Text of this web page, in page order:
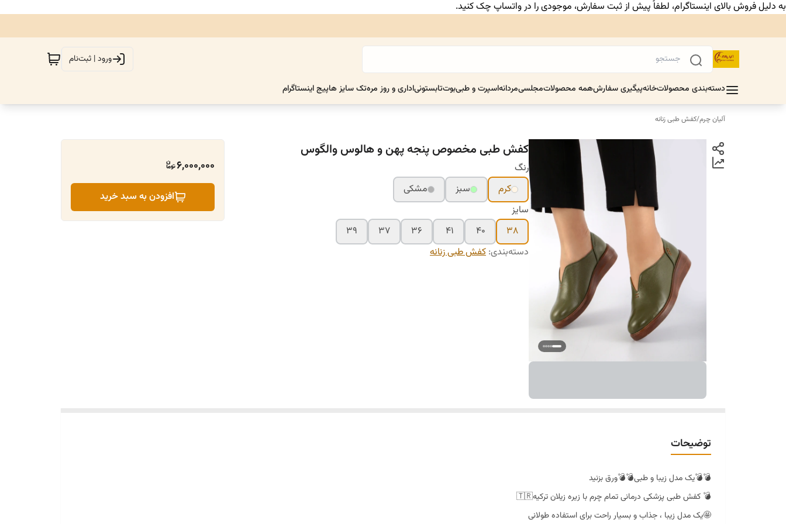
به دلیل فروش بالای اینستاگرام، لطفاً پیش از ثبت سفارش، موجودی را در واتساپ چک کنید.
ورود | ثبت‌نام
دسته‌بندی محصولاتخانهپیگیری سفارشهمه محصولاتمجلسیمردانهاسپرت و طبیبوتتابستونیاداری و روز مرهتک سایز هاپیج اینستاگرام
آلیان چرم/کفش طبی زنانه
کفش طبی مخصوص پنجه پهن و هالوس والگوس
رنگ
کرم
سبز
مشکی
سایز
۳۸
۴۰ ۴۱ ۳۶ ۳۷
۳۹
دسته‌بندی: کفش طبی زنانه
6,000,000
افزودن به سبد خرید
توضیحات
💣💣یک مدل زیبا و طبی💣💣ورق بزنید
💣 کفش طبی پزشکی درمانی تمام چرم با زیره زیلان ترکیه🇹🇷
🤩یک مدل زیبا ، جذاب و بسیار راحت برای استفاده طولانی